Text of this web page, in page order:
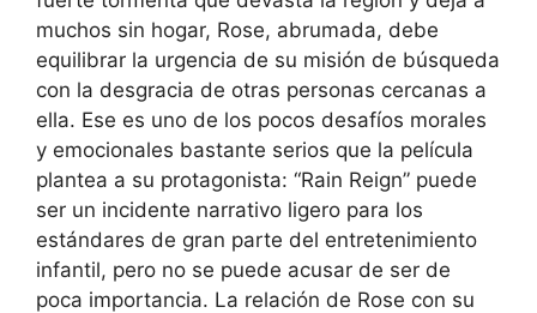
muchos sin hogar, Rose, abrumada, debe
equilibrar la urgencia de su misión de búsqueda
con la desgracia de otras personas cercanas a
ella. Ese es uno de los pocos desafíos morales
y emocionales bastante serios que la película
plantea a su protagonista: “Rain Reign” puede
ser un incidente narrativo ligero para los
estándares de gran parte del entretenimiento
infantil, pero no se puede acusar de ser de
poca importancia. La relación de Rose con su